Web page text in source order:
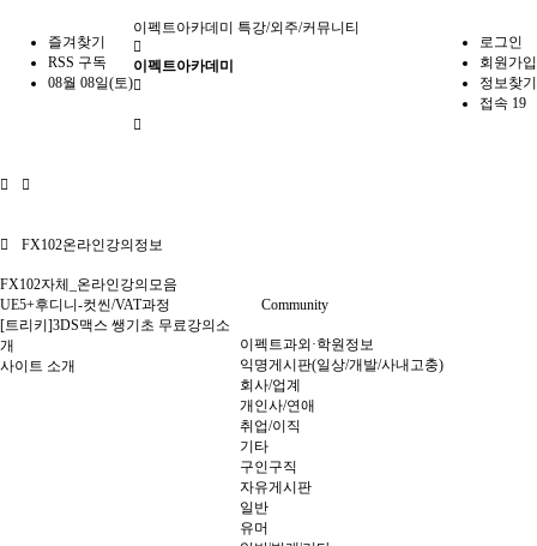
즐겨찾기
RSS 구독
08월 08일(토)
로그인
회원가입
정보찾기
접속 19
이펙트아카데미 특강/외주/커뮤니티
이펙트아카데미
FX102온라인강의정보
FX102자체_온라인강의모음
UE5+후디니-컷씬/VAT과정
[트리키]3DS맥스 쌩기초 무료강의소
개
사이트 소개
Community
이펙트과외·학원정보
익명게시판(일상/개발/사내고충)
회사/업계
개인사/연애
취업/이직
기타
구인구직
자유게시판
일반
유머